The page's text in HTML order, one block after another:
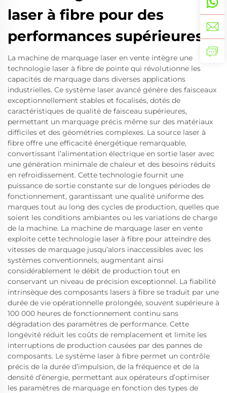
laser à fibre pour des
performances supérieures
La machine de marquage laser en vente intègre une
technologie laser à fibre de pointe qui révolutionne les
capacités de marquage dans diverses applications
industrielles. Ce système laser avancé génère des faisceaux
exceptionnellement stables et focalisés, dotés de
caractéristiques de qualité de faisceau supérieures,
permettant un marquage précis même sur des matériaux
difficiles et des géométries complexes. La source laser à
fibre offre une efficacité énergétique remarquable,
convertissant l’alimentation électrique en sortie laser avec
une génération minimale de chaleur et des besoins réduits
en refroidissement. Cette technologie fournit une
puissance de sortie constante sur de longues périodes de
fonctionnement, garantissant une qualité uniforme des
marques tout au long des cycles de production, quelles que
soient les conditions ambiantes ou les variations de charge
de la machine. La machine de marquage laser en vente
exploite cette technologie laser à fibre pour atteindre des
vitesses de marquage jusqu’alors inaccessibles avec les
systèmes conventionnels, augmentant ainsi
considérablement le débit de production tout en
conservant un niveau de précision exceptionnel. La fiabilité
intrinsèque des composants lasers à fibre se traduit par une
durée de vie opérationnelle prolongée, souvent supérieure à
100 000 heures de fonctionnement continu sans
dégradation des paramètres de performance. Cette
longévité réduit les coûts de remplacement et limite les
interruptions de production causées par des pannes de
composants. Le système laser à fibre permet un contrôle
précis de la durée d’impulsion, de la fréquence et de la
densité d’énergie, permettant aux opérateurs d’optimiser
les paramètres de marquage en fonction des types de